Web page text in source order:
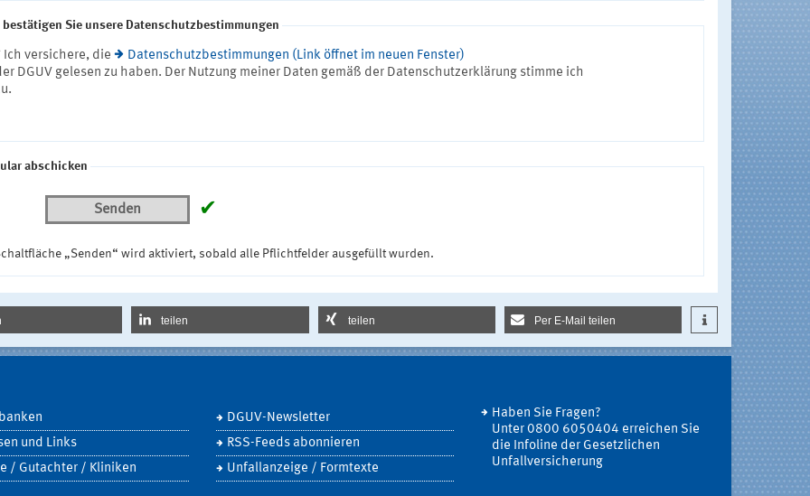
Sie unsere Datenschutzbestimmungen
Ich versichere, die
Datenschutzbestimmungen (Link öffnet im neuen Fenster)
DGUV gelesen zu haben. Der Nutzung meiner Daten gemäß der Datenschutzerklärung stimme ich
abschicken
Senden ✔
„Senden“ wird aktiviert, sobald alle Pflichtfelder ausgefüllt wurden.
teilen teilen Per E-Mail teilen
und Links
/ Gutachter / Kliniken
DGUV-Newsletter
RSS-Feeds abonnieren
Unfallanzeige / Formtexte
Haben Sie Fragen?
Unter 0800 6050404 erreichen Sie
die Infoline der Gesetzlichen
Unfallversicherung